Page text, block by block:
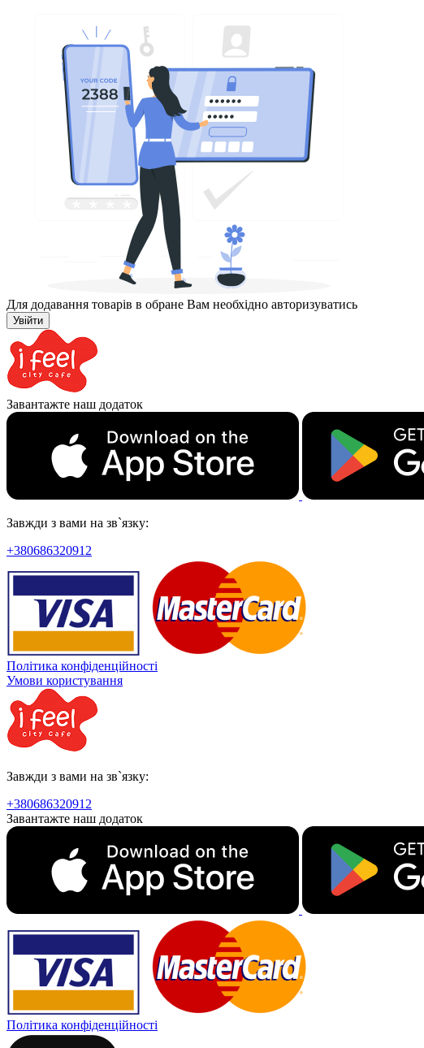
Для додавання товарів в обране Вам необхідно авторизуватись
Увійти
Завантажте наш додаток
Завжди з вами на зв`язку:
+380686320912
Політика конфіденційності
Умови користування
Завжди з вами на зв`язку:
+380686320912
Завантажте наш додаток
Політика конфіденційності